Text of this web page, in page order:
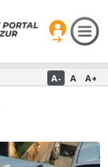
A- A A+